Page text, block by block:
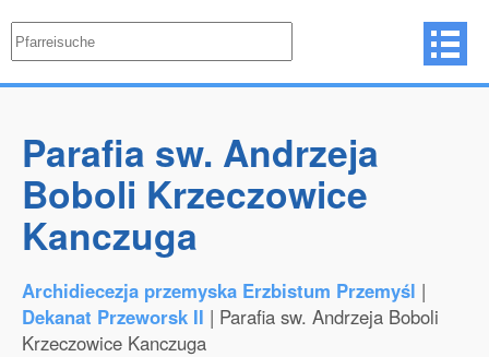
Parafia sw. Andrzeja
Boboli Krzeczowice
Kanczuga
Archidiecezja przemyska Erzbistum Przemyśl |
Dekanat Przeworsk II | Parafia sw. Andrzeja Boboli
Krzeczowice Kanczuga